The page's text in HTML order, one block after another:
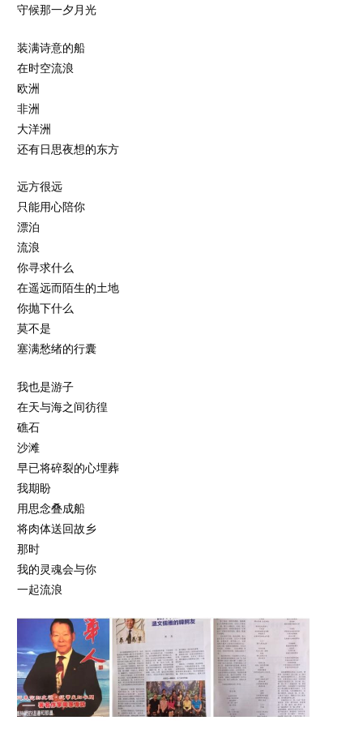
守候那一夕月光
装满诗意的船
在时空流浪
欧洲
非洲
大洋洲
还有日思夜想的东方
远方很远
只能用心陪你
漂泊
流浪
你寻求什么
在遥远而陌生的土地
你抛下什么
莫不是
塞满愁绪的行囊
我也是游子
在天与海之间彷徨
礁石
沙滩
早已将碎裂的心埋葬
我期盼
用思念叠成船
将肉体送回故乡
那时
我的灵魂会与你
一起流浪